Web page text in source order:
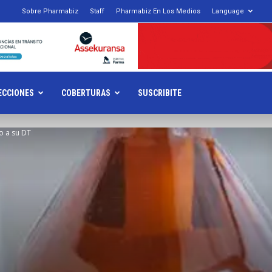
Sobre Pharmabiz Staff Pharmabiz En Los Medios Language
COBERTURAS SUSCRIBITE
a su DT